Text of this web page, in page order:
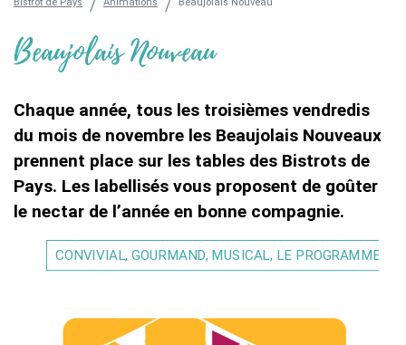
Beaujolais Nouveau
Chaque année, tous les troisièmes vendredis
du mois de novembre les Beaujolais Nouveaux
prennent place sur les tables des Bistrots de
Pays. Les labellisés vous proposent de goûter
le nectar de l’année en bonne compagnie.
CONVIVIAL, GOURMAND, MUSICAL, LE PROGRAMME